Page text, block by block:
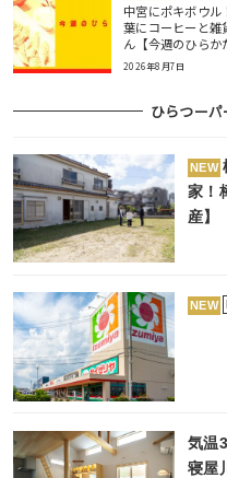
中宮にポキボウ
葉にコーヒーと雑
ん【今週のひらか
2026年8月7日
ひらつー
NEW
家！
産】
NEW
気温
寝屋